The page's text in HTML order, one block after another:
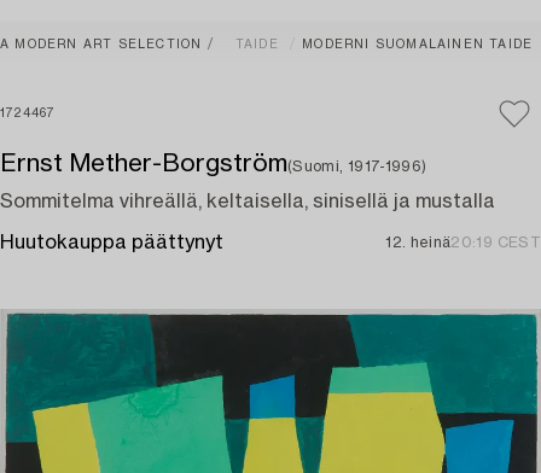
A MODERN ART SELECTION TAIDE MODERNI SUOMALAINEN TAIDE
1724467
Ernst Mether-Borgström(Suomi, 1917-1996)
Sommitelma vihreällä, keltaisella, sinisellä ja mustalla
Huutokauppa päättynyt 12. heinä20:19 CEST